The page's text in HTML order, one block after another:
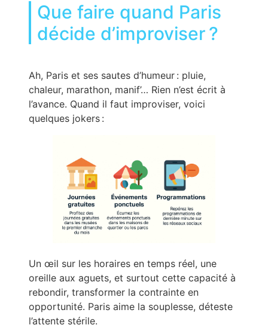
Que faire quand Paris
décide d’improviser ?
Ah, Paris et ses sautes d’humeur : pluie,
chaleur, marathon, manif’… Rien n’est écrit à
l’avance. Quand il faut improviser, voici
quelques jokers :
Un œil sur les horaires en temps réel, une
oreille aux aguets, et surtout cette capacité à
rebondir, transformer la contrainte en
opportunité. Paris aime la souplesse, déteste
l’attente stérile.